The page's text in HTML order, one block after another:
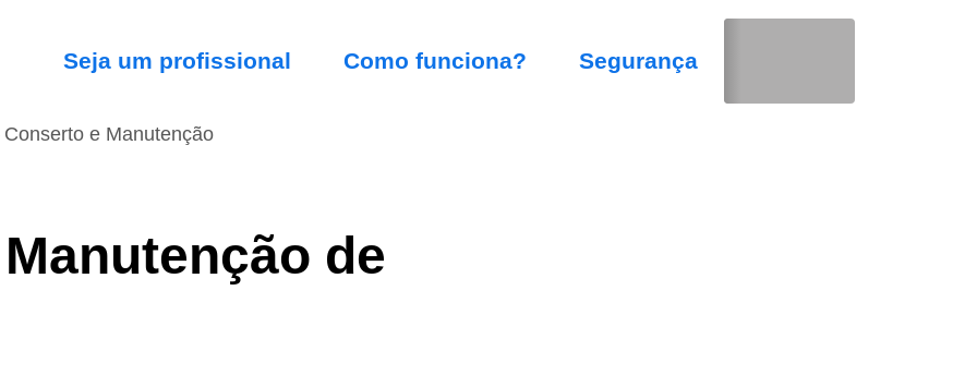
Seja um profissional Como funciona? Segurança
Conserto e Manutenção
de